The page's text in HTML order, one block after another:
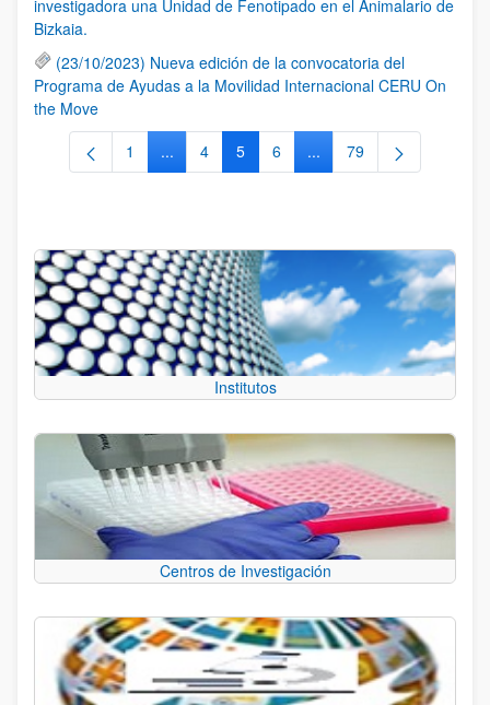
investigadora una Unidad de Fenotipado en el Animalario de
Bizkaia.
(23/10/2023) Nueva edición de la convocatoria del
Programa de Ayudas a la Movilidad Internacional CERU On
the Move
Página
1 ...Páginas intermedias Use TAB para
Página
4 Página
5 Página
6 ...Páginas intermedias
Página
79
Institutos
Centros de Investigación